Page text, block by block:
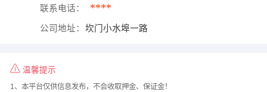
联系电话： ****
公司地址： 坎门小水埠一路
温馨提示
1、本平台仅供信息发布，不会收取押金、保证金！